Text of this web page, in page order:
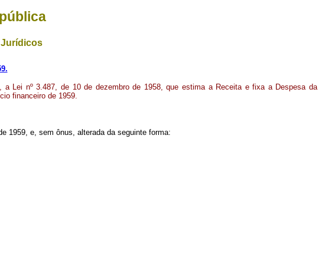
a Lei nº 3.487, de 10 de dezembro de 1958, que estima a Receita e fixa a Despesa da
financeiro de 1959.
1959, e, sem ônus, alterada da seguinte forma: